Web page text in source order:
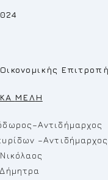
MEΛH
–Αντιδήμαρχος